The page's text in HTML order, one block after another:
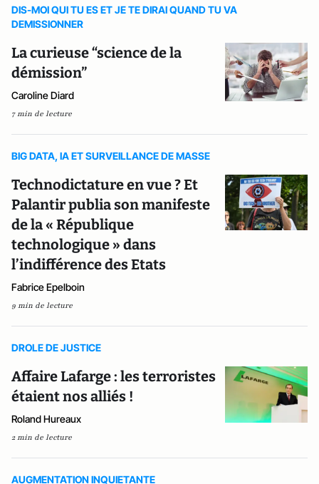
DIS-MOI QUI TU ES ET JE TE DIRAI QUAND TU VA
DEMISSIONNER
La curieuse “science de la
démission”
Caroline Diard
7 min de lecture
BIG DATA, IA ET SURVEILLANCE DE MASSE
Technodictature en vue ? Et
Palantir publia son manifeste
de la « République
technologique » dans
l’indifférence des Etats
Fabrice Epelboin
9 min de lecture
DROLE DE JUSTICE
Affaire Lafarge : les terroristes
étaient nos alliés !
Roland Hureaux
2 min de lecture
AUGMENTATION INQUIETANTE